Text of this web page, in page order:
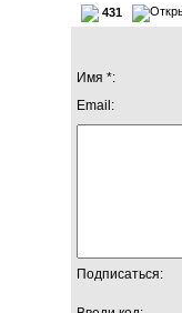
431
Имя *:
Email:
Подписаться: